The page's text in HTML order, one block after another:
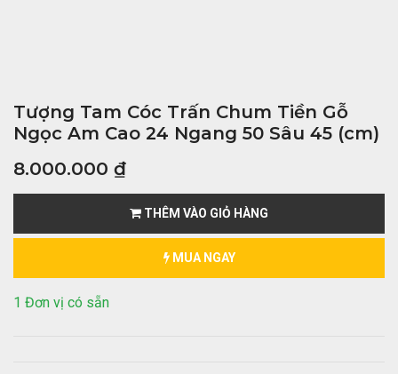
Tượng Tam Cóc Trấn Chum Tiền Gỗ
Ngọc Am Cao 24 Ngang 50 Sâu 45 (cm)
8.000.000 ₫
THÊM VÀO GIỎ HÀNG
MUA NGAY
1 Đơn vị có sẵn